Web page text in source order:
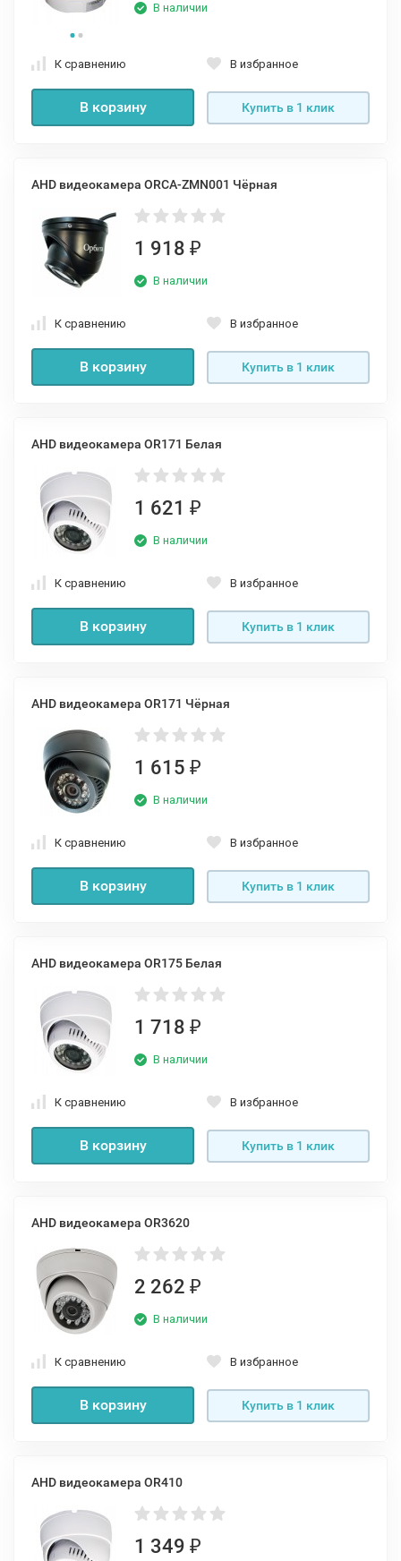
В наличии
К сравнению В избранное
В корзину Купить в 1 клик
AHD видеокамера ORCA-ZMN001 Чёрная
1 918 ₽
В наличии
К сравнению В избранное
В корзину Купить в 1 клик
AHD видеокамера OR171 Белая
1 621 ₽
В наличии
К сравнению В избранное
В корзину Купить в 1 клик
AHD видеокамера OR171 Чёрная
1 615 ₽
В наличии
К сравнению В избранное
В корзину Купить в 1 клик
AHD видеокамера OR175 Белая
1 718 ₽
В наличии
К сравнению В избранное
В корзину Купить в 1 клик
AHD видеокамера OR3620
2 262 ₽
В наличии
К сравнению В избранное
В корзину Купить в 1 клик
AHD видеокамера OR410
1 349 ₽